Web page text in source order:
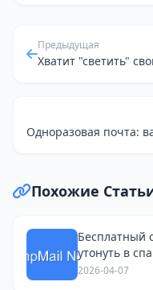
Предыдущая
Похожие
Бесплатный
утонуть в
поиска работы
2026-04-07